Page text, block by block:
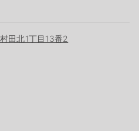
田北1丁目13番2